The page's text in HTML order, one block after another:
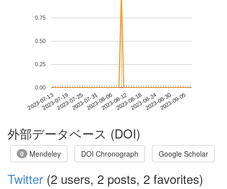
2023-07-132023-07-192023-07-252023-07-312023-08-062023-08-122023-08-182023-08-242023-08-302023-09-05
0.00
0.25
0.50
0.75
外部データベース (DOI)
0 Mendeley DOI Chronograph Google Scholar
Twitter (2 users, 2 posts, 2 favorites)